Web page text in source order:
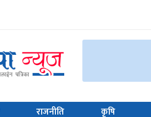
राजनीति कृषि